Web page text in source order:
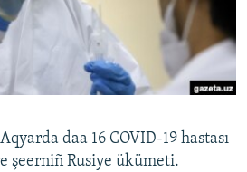
daa 16 COVID-19 hastası
şeerniñ Rusiye ükümeti.